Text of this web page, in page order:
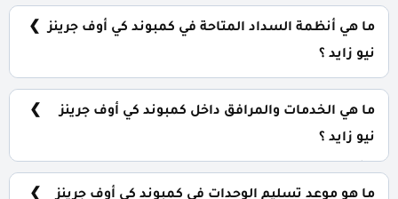
والمساحة، كما أن الأسعار قابلة للتغيير حسب تطورات
السوق.
ما هي أنظمة السداد المتاحة في كمبوند كي أوف جرينز
نيو زايد ؟
الباقي على فترة تصل إلي 10 سنوات بدون أي فوائد.
ما هي الخدمات والمرافق داخل كمبوند كي أوف جرينز
نيو زايد ؟
نادي اجتماعي، مناطق ترفيهية للأطفال، حمامات سباحة،
ما هو موعد تسليم الوحدات في كمبوند كي أوف جرينز